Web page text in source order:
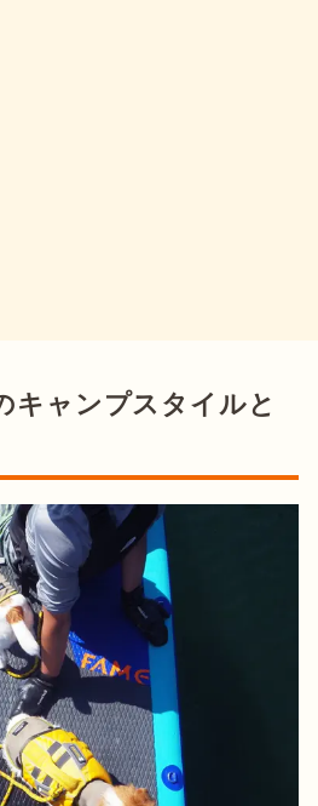
キャンプスタイルと